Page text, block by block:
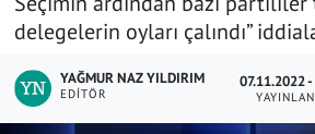
delegelerin oyları çalındı”
YAĞMUR NAZ YILDIRIM
EDITÖR
07.11.2022